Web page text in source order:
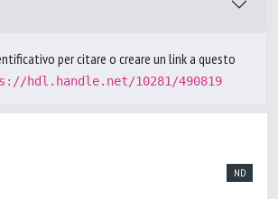
per citare o creare un link a questo
hdl.handle.net/10281/490819
ND